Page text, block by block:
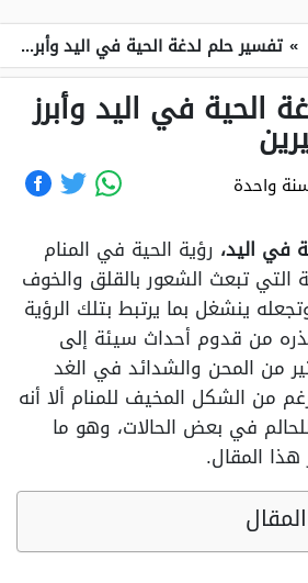
» تفسير حلم لدغة الحية في اليد وأبرز دلالته لابن سيرين
الحية في اليد وأبرز
واحدة
في اليد، رؤية الحية في المنام
التي تبعث الشعور بالقلق والخوف
ينشغل بما يرتبط بتلك الرؤية
من قدوم أحداث سيئة إلى
من المحن والشدائد في الغد
من الشكل المخيف للمنام ألا أنه
في بعض الحالات، وهو ما
المقال.